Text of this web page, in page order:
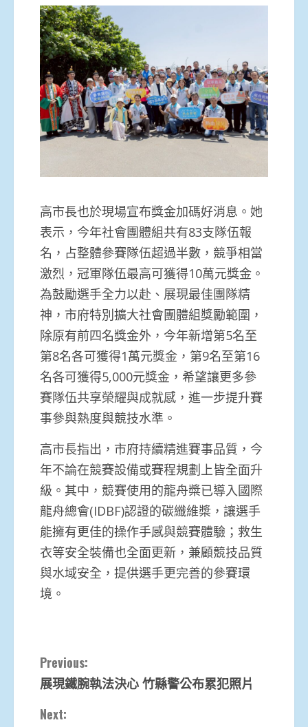
高市長也於現場宣布獎金加碼好消息。她
表示，今年社會團體組共有83支隊伍報
名，占整體參賽隊伍超過半數，競爭相當
激烈，冠軍隊伍最高可獲得10萬元獎金。
為鼓勵選手全力以赴、展現最佳團隊精
神，市府特別擴大社會團體組獎勵範圍，
除原有前四名獎金外，今年新增第5名至
第8名各可獲得1萬元獎金，第9名至第16
名各可獲得5,000元獎金，希望讓更多參
賽隊伍共享榮耀與成就感，進一步提升賽
事參與熱度與競技水準。
高市長指出，市府持續精進賽事品質，今
年不論在競賽設備或賽程規劃上皆全面升
級。其中，競賽使用的龍舟槳已導入國際
龍舟總會(IDBF)認證的碳纖維槳，讓選手
能擁有更佳的操作手感與競賽體驗；救生
衣等安全裝備也全面更新，兼顧競技品質
與水域安全，提供選手更完善的參賽環
境。
Continue
Reading
Previous:
展現鐵腕執法決心 竹縣警公布累犯照片
Next: